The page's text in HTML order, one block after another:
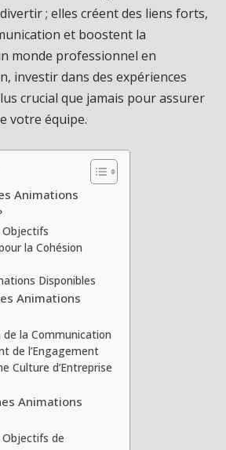
; elles créent des liens forts,
et boostent la
monde professionnel en
investir dans des expériences
crucial que jamais pour assurer
votre équipe.
Animations
la Cohésion
Disponibles
Animations
la Communication
de l’Engagement
Culture d’Entreprise
Animations
de